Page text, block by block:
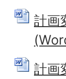
計画
計画